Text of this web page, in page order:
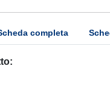
completa